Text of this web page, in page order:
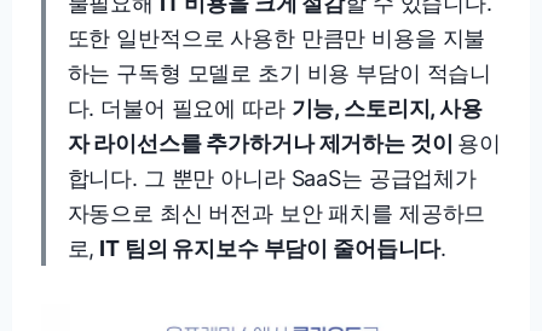
또한 일반적으로 사용한 만큼만 비용을 지불
하는 구독형 모델로 초기 비용 부담이 적습니
다. 더불어 필요에 따라 기능, 스토리지, 사용
자 라이선스를 추가하거나 제거하는 것이 용이
합니다. 그 뿐만 아니라 SaaS는 공급업체가
자동으로 최신 버전과 보안 패치를 제공하므
로, IT 팀의 유지보수 부담이 줄어듭니다.